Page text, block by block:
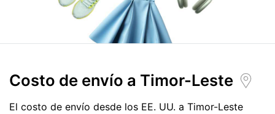
Costo de envío a Timor-Leste
El costo de envío desde los EE. UU. a Timor-Leste